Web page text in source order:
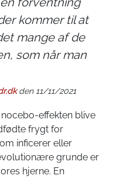
kommer til at
mange af de
som når man
den 11/11/2021
effekten blive
frygt for
inficerer eller
grunde er
hjerne. En